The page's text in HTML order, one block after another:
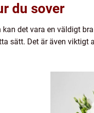
du sover
det vara en väldigt
sätt. Det är även